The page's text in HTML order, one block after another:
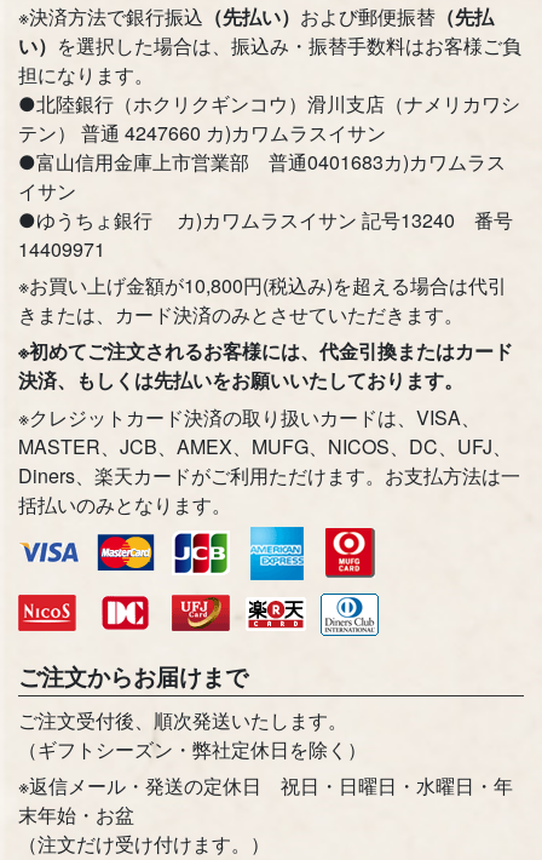
※決済方法で銀行振込 （先払い） および郵便振替 （先払
い） を選択した場合は、振込み・振替手数料はお客様ご負
担になります。
●北陸銀行（ホクリクギンコウ）滑川支店（ナメリカワシ
テン） 普通 4247660 カ)カワムラスイサン
●富山信用金庫上市営業部 普通0401683カ)カワムラス
イサン
●ゆうちょ銀行 カ)カワムラスイサン 記号13240 番号
14409971
※お買い上げ金額が10,800円(税込み)を超える場合は代引
きまたは、カード決済のみとさせていただきます。
※初めてご注文されるお客様には、代金引換またはカード
決済、もしくは先払いをお願いいたしております。
※クレジットカード決済の取り扱いカードは、VISA、
MASTER、JCB、AMEX、MUFG、NICOS、DC、UFJ、
Diners、楽天カードがご利用ただけます。お支払方法は一
括払いのみとなります。
ご注文からお届けまで
ご注文受付後、順次発送いたします。
（ギフトシーズン・弊社定休日を除く）
※返信メール・発送の定休日 祝日・日曜日・水曜日・年
末年始・お盆
（注文だけ受け付けます。）